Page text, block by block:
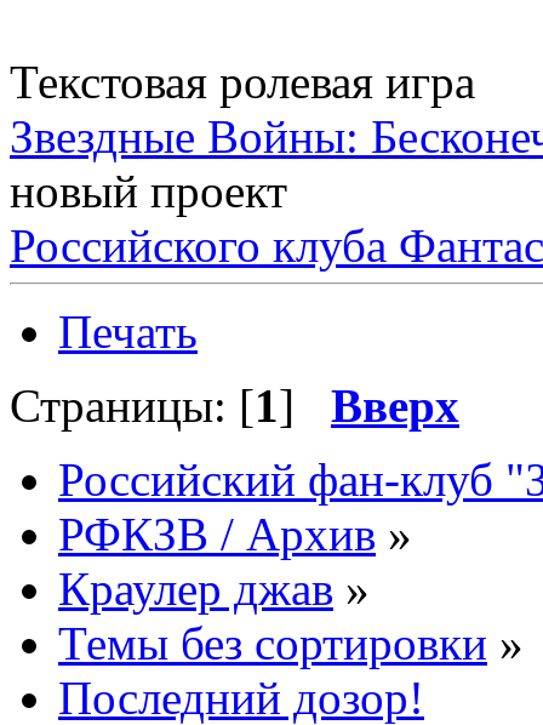
Текстовая ролевая игра
Звездные Войны:
новый проект
Российского клуба
Печать
Страницы: [1] Вверх
Российский фан-клуб
РФКЗВ / Архив »
Краулер джав »
Темы без сортировки »
Последний дозор!